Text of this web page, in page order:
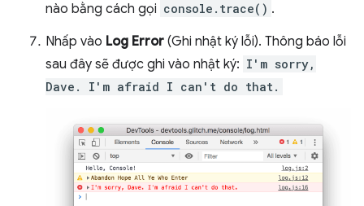
nào bằng cách gọi console.trace() .
Nhấp vào Log Error (Ghi nhật ký lỗi). Thông báo lỗi
sau đây sẽ được ghi vào nhật ký: I'm sorry,
Dave. I'm afraid I can't do that.